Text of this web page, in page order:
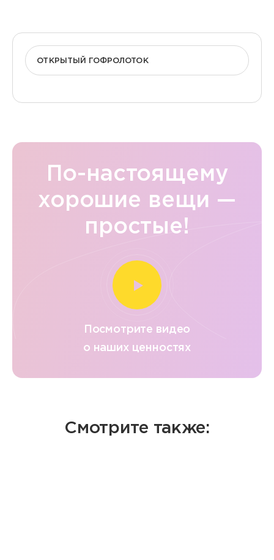
ОТКРЫТЫЙ ГОФРОЛОТОК
По-настоящему
хорошие вещи —
простые!
Посмотрите видео
о наших ценностях
Смотрите также: